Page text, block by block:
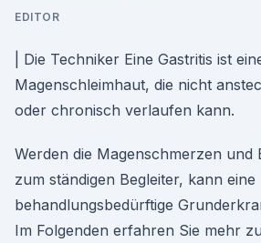
EDITOR
| Die Techniker Eine Gastritis ist
Magenschleimhaut, die nicht
oder chronisch verlaufen kann.
Werden die Magenschmerzen und
zum ständigen Begleiter, kann eine
behandlungsbedürftige
Im Folgenden erfahren Sie mehr